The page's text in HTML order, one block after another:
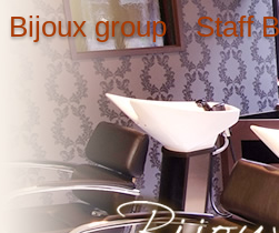
Bijoux group Staff